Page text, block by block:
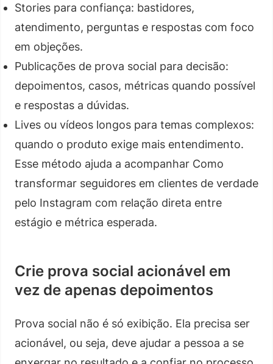
Stories para confiança: bastidores,
atendimento, perguntas e respostas com foco
em objeções.
Publicações de prova social para decisão:
depoimentos, casos, métricas quando possível
e respostas a dúvidas.
Lives ou vídeos longos para temas complexos:
quando o produto exige mais entendimento.
Esse método ajuda a acompanhar Como
transformar seguidores em clientes de verdade
pelo Instagram com relação direta entre
estágio e métrica esperada.
Crie prova social acionável em
vez de apenas depoimentos
Prova social não é só exibição. Ela precisa ser
acionável, ou seja, deve ajudar a pessoa a se